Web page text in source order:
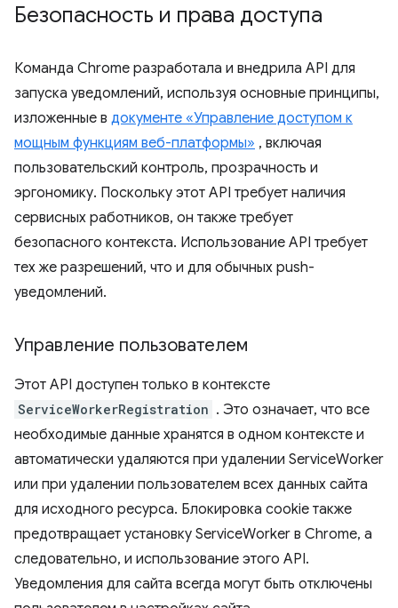
Безопасность и права доступа
Команда Chrome разработала и внедрила API для
запуска уведомлений, используя основные принципы,
изложенные в документе «Управление доступом к
мощным функциям веб-платформы» , включая
пользовательский контроль, прозрачность и
эргономику. Поскольку этот API требует наличия
сервисных работников, он также требует
безопасного контекста. Использование API требует
тех же разрешений, что и для обычных push-
уведомлений.
Управление пользователем
Этот API доступен только в контексте
ServiceWorkerRegistration . Это означает, что все
необходимые данные хранятся в одном контексте и
автоматически удаляются при удалении ServiceWorker
или при удалении пользователем всех данных сайта
для исходного ресурса. Блокировка cookie также
предотвращает установку ServiceWorker в Chrome, а
следовательно, и использование этого API.
Уведомления для сайта всегда могут быть отключены